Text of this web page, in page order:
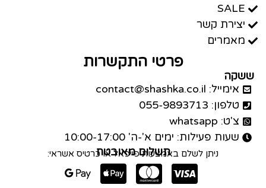
SALE
יצירת קשר
מאמרים
פרטי התקשרות
ששקה
אימייל: contact@shashka.co.il
טלפון: 055-9893713
צ'ט: whatsapp
שעות פעילות: ימים א'-ה' 10:00-17:00
תשלום מאובטח
ניתן לשלם באמצעות פייפאל או כרטיס אשראי: